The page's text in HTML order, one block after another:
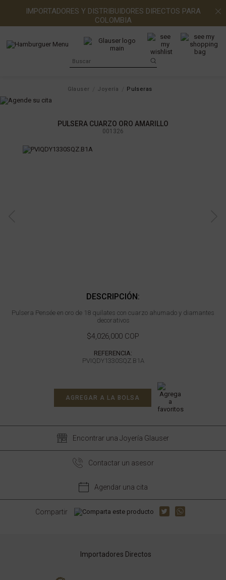
IMPORTADORES Y DISTRIBUIDORES DIRECTOS PARA
COLOMBIA
Glauser Joyería Pulseras
PULSERA CUARZO ORO AMARILLO
001326
DESCRIPCIÓN:
Pulsera Pensée en oro de 18 quilates con cuarzo ahumado y diamantes
decorativos
$4,026,000 COP
REFERENCIA:
PVIQDY1330SQZ.B1A
AGREGAR A LA BOLSA
Encontrar una Joyería Glauser
Contactar un asesor
Agendar una cita
Compartir
Importadores Directos